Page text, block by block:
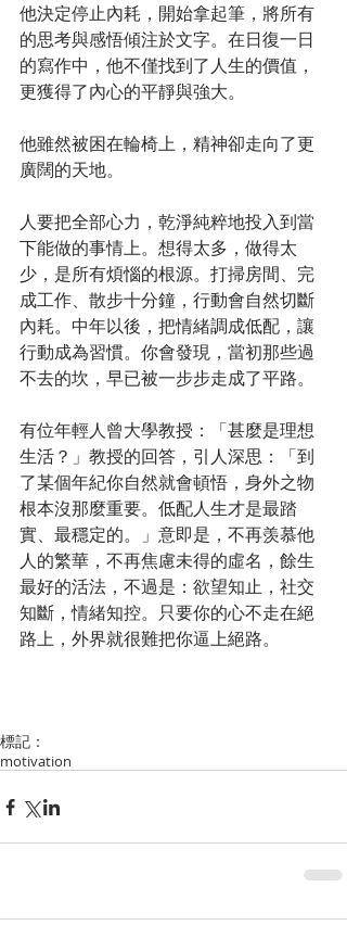
他決定停止內耗，開始拿起筆，將所有
的思考與感悟傾注於文字。在日復一日
的寫作中，他不僅找到了人生的價值，
更獲得了內心的平靜與強大。
他雖然被困在輪椅上，精神卻走向了更
廣闊的天地。
人要把全部心力，乾淨純粹地投入到當
下能做的事情上。想得太多，做得太
少，是所有煩惱的根源。打掃房間、完
成工作、散步十分鐘，行動會自然切斷
內耗。中年以後，把情緒調成低配，讓
行動成為習慣。你會發現，當初那些過
不去的坎，早已被一步步走成了平路。
有位年輕人曾大學教授：「甚麼是理想
生活？」教授的回答，引人深思：「到
了某個年紀你自然就會頓悟，身外之物
根本沒那麼重要。低配人生才是最踏
實、最穩定的。」意即是，不再羡慕他
人的繁華，不再焦慮未得的虛名，餘生
最好的活法，不過是：欲望知止，社交
知斷，情緒知控。只要你的心不走在絕
路上，外界就很難把你逼上絕路。
標記：
motivation